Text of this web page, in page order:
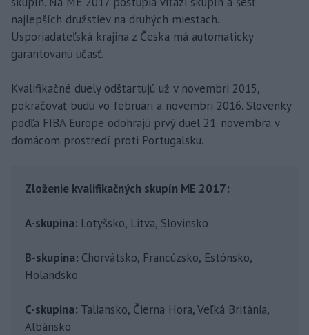
najlepších družstiev na druhých miestach.
Usporiadateľská krajina z Česka má automaticky
garantovanú účasť.
Kvalifikačné duely odštartujú už v novembri 2015,
pokračovať budú vo februári a novembri 2016. Slovenky
podľa FIBA Europe odohrajú prvý duel 21. novembra v
domácom prostredí proti Portugalsku.
Zloženie kvalifikačných skupín ME 2017:
A-skupina: Lotyšsko, Litva, Slovinsko
B-skupina: Chorvátsko, Francúzsko, Estónsko,
Holandsko
C-skupina: Taliansko, Čierna Hora, Veľká Británia,
Albánsko